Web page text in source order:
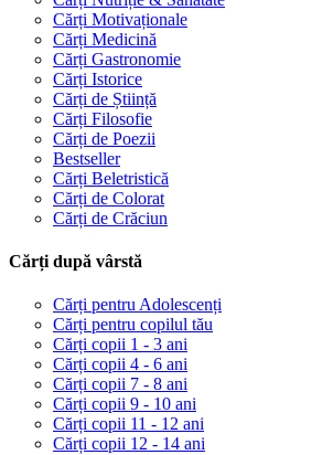
Cărți Motivaționale
Cărți Medicină
Cărți Gastronomie
Cărți Istorice
Cărți de Știință
Cărți Filosofie
Cărți de Poezii
Bestseller
Cărți Beletristică
Cărți de Colorat
Cărți de Crăciun
Cărți după vârstă
Cărți pentru Adolescenți
Cărți pentru copilul tău
Cărți copii 1 - 3 ani
Cărți copii 4 - 6 ani
Cărți copii 7 - 8 ani
Cărți copii 9 - 10 ani
Cărți copii 11 - 12 ani
Cărți copii 12 - 14 ani